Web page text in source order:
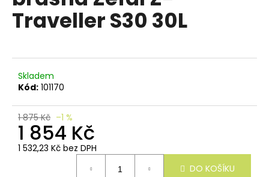
0,0
Traveller S30 30L
Skladem
Kód: 101170
1 875 Kč –1 %
1 854 Kč
1 532,23 Kč bez DPH
DO KOŠÍKU
n
a
t
?
HLEDAT